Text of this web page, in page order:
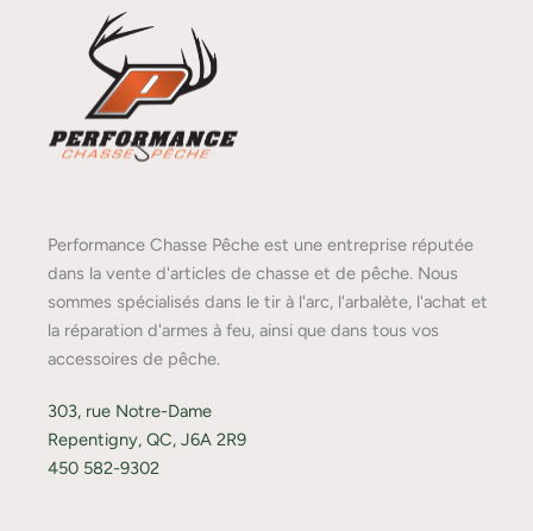
Performance Chasse Pêche est une entreprise réputée
dans la vente d'articles de chasse et de pêche. Nous
sommes spécialisés dans le tir à l'arc, l'arbalète, l'achat et
la réparation d'armes à feu, ainsi que dans tous vos
accessoires de pêche.
303, rue Notre-Dame
Repentigny, QC, J6A 2R9
450 582-9302